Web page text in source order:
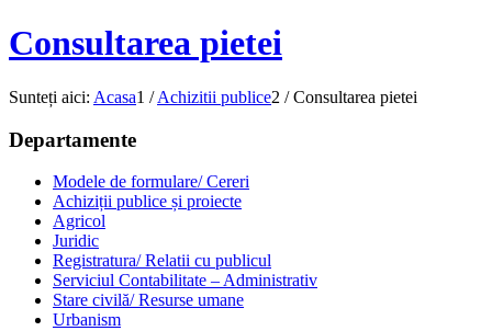
Consultarea pietei
Sunteți aici: Acasa1 / Achizitii publice2 / Consultarea pietei
Departamente
Modele de formulare/ Cereri
Achiziții publice și proiecte
Agricol
Juridic
Registratura/ Relatii cu publicul
Serviciul Contabilitate – Administrativ
Stare civilă/ Resurse umane
Urbanism